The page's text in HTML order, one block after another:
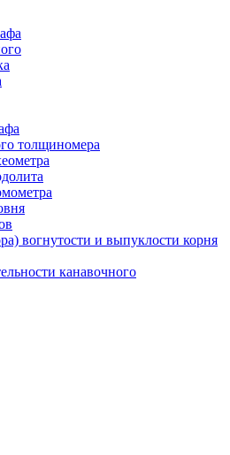
толщиномера
вогнутости и выпуклости корня
канавочного